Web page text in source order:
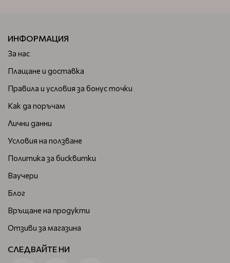
ИНФОРМАЦИЯ
За нас
Плащане и доставка
Правила и условия за бонус точки
Как да поръчам
Лични данни
Условия на ползване
Политика за бисквитки
Ваучери
Блог
Връщане на продукти
Отзиви за магазина
СЛЕДВАЙТЕ НИ